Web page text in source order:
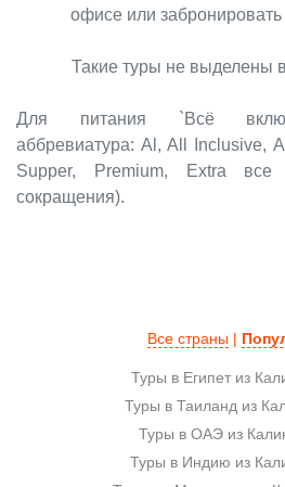
офисе или забронировать
Такие туры не выделены
Для питания `Всё
аббревиатура: Al, All Inclusive,
Supper, Premium, Extra
сокращения).
Все страны |
Туры в Египет из
Туры в Таиланд из
Туры в ОАЭ из
Туры в Индию из